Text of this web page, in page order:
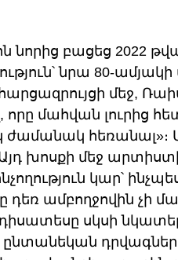
նորից բացեց 2022
նրա 80-
մեջ,
մահվան լուրից
ժամանակ հեռանալ»։
խոսքի մեջ
կար՝
դեռ ամբողջովին չի
սկսի նկատել
ընտանեկան